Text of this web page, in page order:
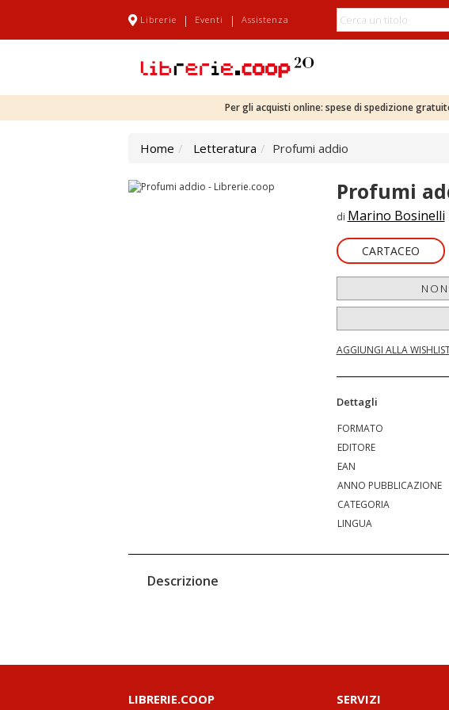
Librerie | Eventi | Assistenza
Per gli acquisti online: spese di spedizione
Home Letteratura Profumi addio
Profumi
di Marino Bosinelli
CARTACEO
AGGIUNGI ALLA
Dettagli
FORMATO
EDITORE
EAN
ANNO PUBBLICAZIONE
CATEGORIA
LINGUA
Descrizione
LIBRERIE.COOP SERVIZI